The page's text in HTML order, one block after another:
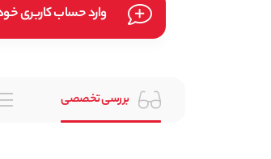
وارد حساب کاربری
بررسی تخصصی